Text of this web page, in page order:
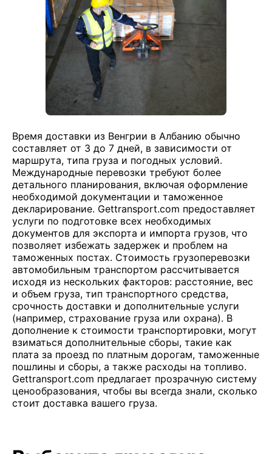
Время доставки из Венгрии в Албанию обычно
составляет от 3 до 7 дней, в зависимости от
маршрута, типа груза и погодных условий.
Международные перевозки требуют более
детального планирования, включая оформление
необходимой документации и таможенное
декларирование. Gettransport.com предоставляет
услуги по подготовке всех необходимых
документов для экспорта и импорта грузов, что
позволяет избежать задержек и проблем на
таможенных постах. Стоимость грузоперевозки
автомобильным транспортом рассчитывается
исходя из нескольких факторов: расстояние, вес
и объем груза, тип транспортного средства,
срочность доставки и дополнительные услуги
(например, страхование груза или охрана). В
дополнение к стоимости транспортировки, могут
взиматься дополнительные сборы, такие как
плата за проезд по платным дорогам, таможенные
пошлины и сборы, а также расходы на топливо.
Gettransport.com предлагает прозрачную систему
ценообразования, чтобы вы всегда знали, сколько
стоит доставка вашего груза.